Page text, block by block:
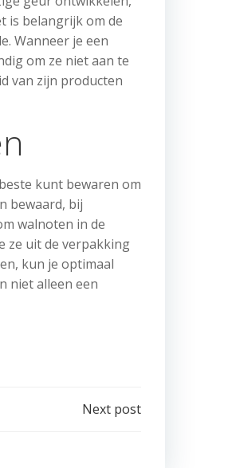
is belangrijk om de
Wanneer je een
om ze niet aan te
van zijn producten
kunt bewaren om
bewaard, bij
walnoten in de
ze uit de verpakking
kun je optimaal
niet alleen een
Next post